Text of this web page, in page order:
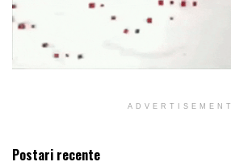
ADVERTISEMENT
Postari recente